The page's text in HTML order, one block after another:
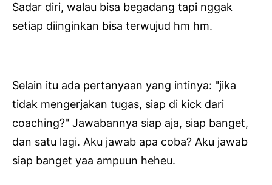
Sadar diri, walau bisa begadang tapi nggak
setiap diinginkan bisa terwujud hm hm.
Selain itu ada pertanyaan yang intinya: "jika
tidak mengerjakan tugas, siap di kick dari
coaching?" Jawabannya siap aja, siap banget,
dan satu lagi. Aku jawab apa coba? Aku jawab
siap banget yaa ampuun heheu.